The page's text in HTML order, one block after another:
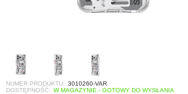
NUMER PRODUKTU: 3010260-VAR
DOSTĘPNOŚĆ: W MAGAZYNIE - GOTOWY DO WYSŁANIA